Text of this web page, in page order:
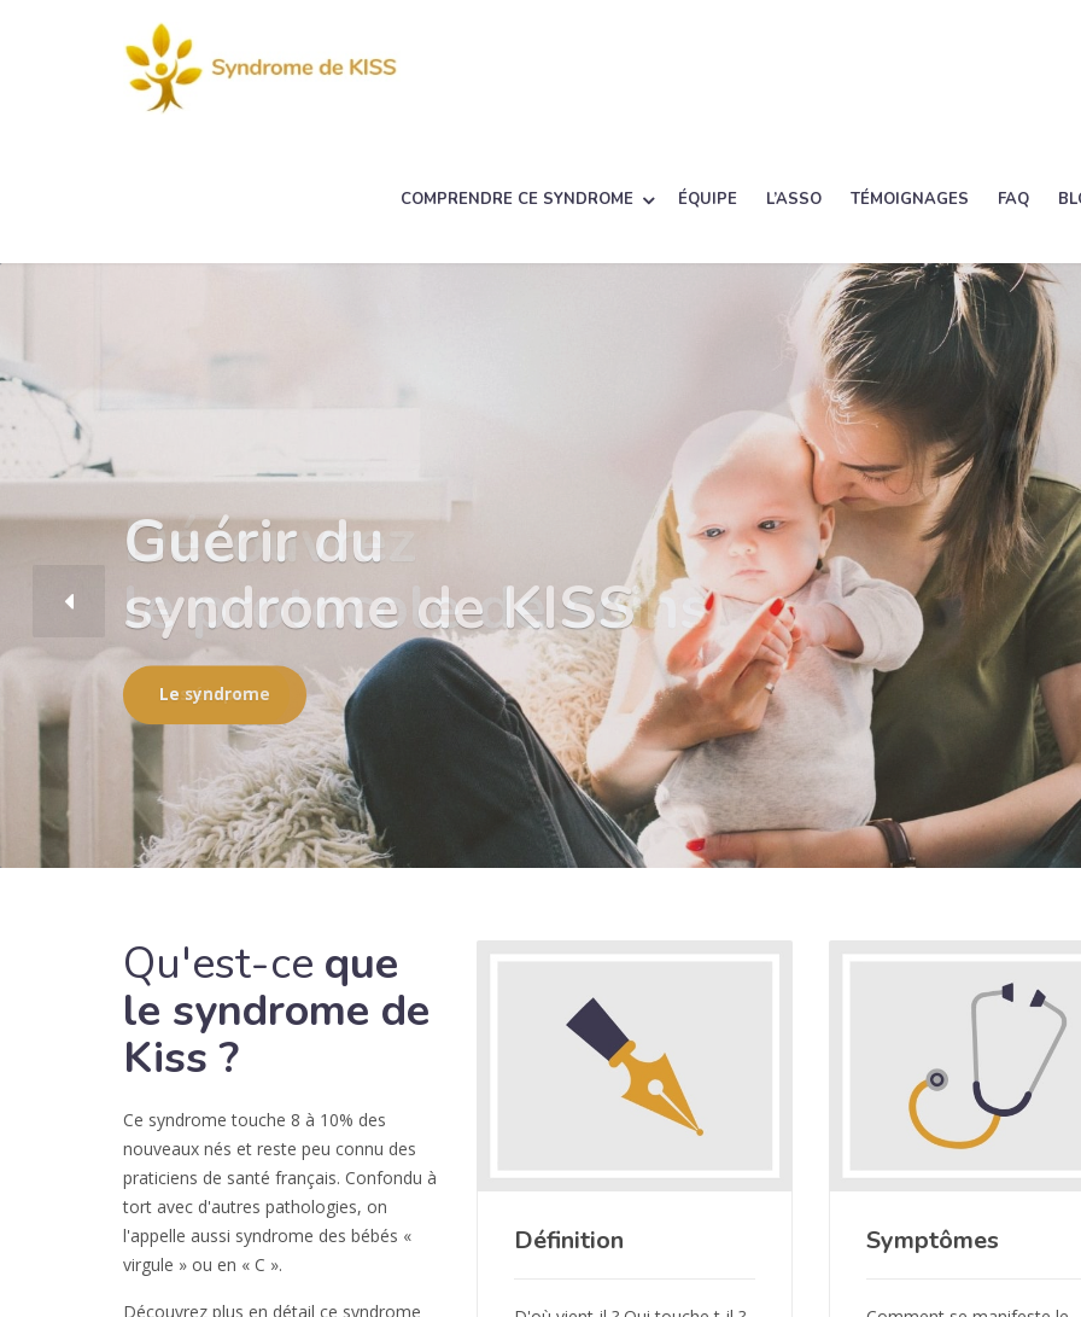
COMPRENDRE CE SYNDROME ÉQUIPE L’ASSO TÉMOIGNAGES FAQ
Découvrez
le protocole de soins
Les étapes
Qu'est-ce que
le syndrome de
Kiss ?
Ce syndrome touche 8 à 10% des
nouveaux nés et reste peu connu des
praticiens de santé français. Confondu à
tort avec d'autres pathologies, on
l'appelle aussi syndrome des bébés «
virgule » ou en « C ».
Découvrez plus en détail ce syndrome
Définition Symptômes